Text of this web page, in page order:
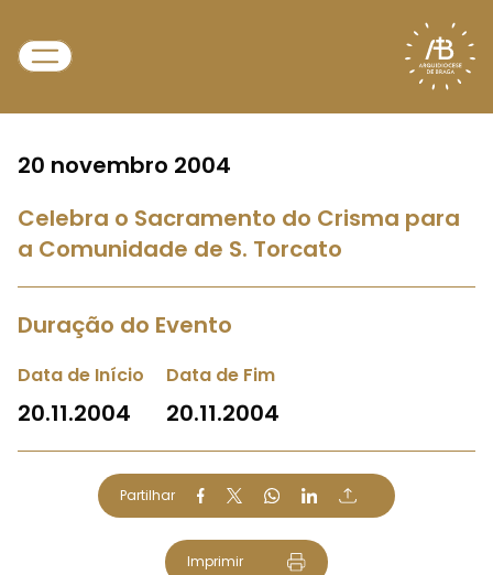
20 novembro 2004
Celebra o Sacramento do Crisma para
a Comunidade de S. Torcato
Duração do Evento
Data de Início
20.11.2004
Data de Fim
20.11.2004
Partilhar
Imprimir